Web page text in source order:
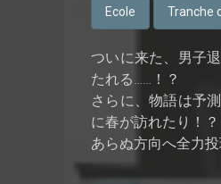
Ecole Tranche
ついに来た、男子
たれる……！？
さらに、物語は予
に春が訪れたり！
あらぬ方向へ全力